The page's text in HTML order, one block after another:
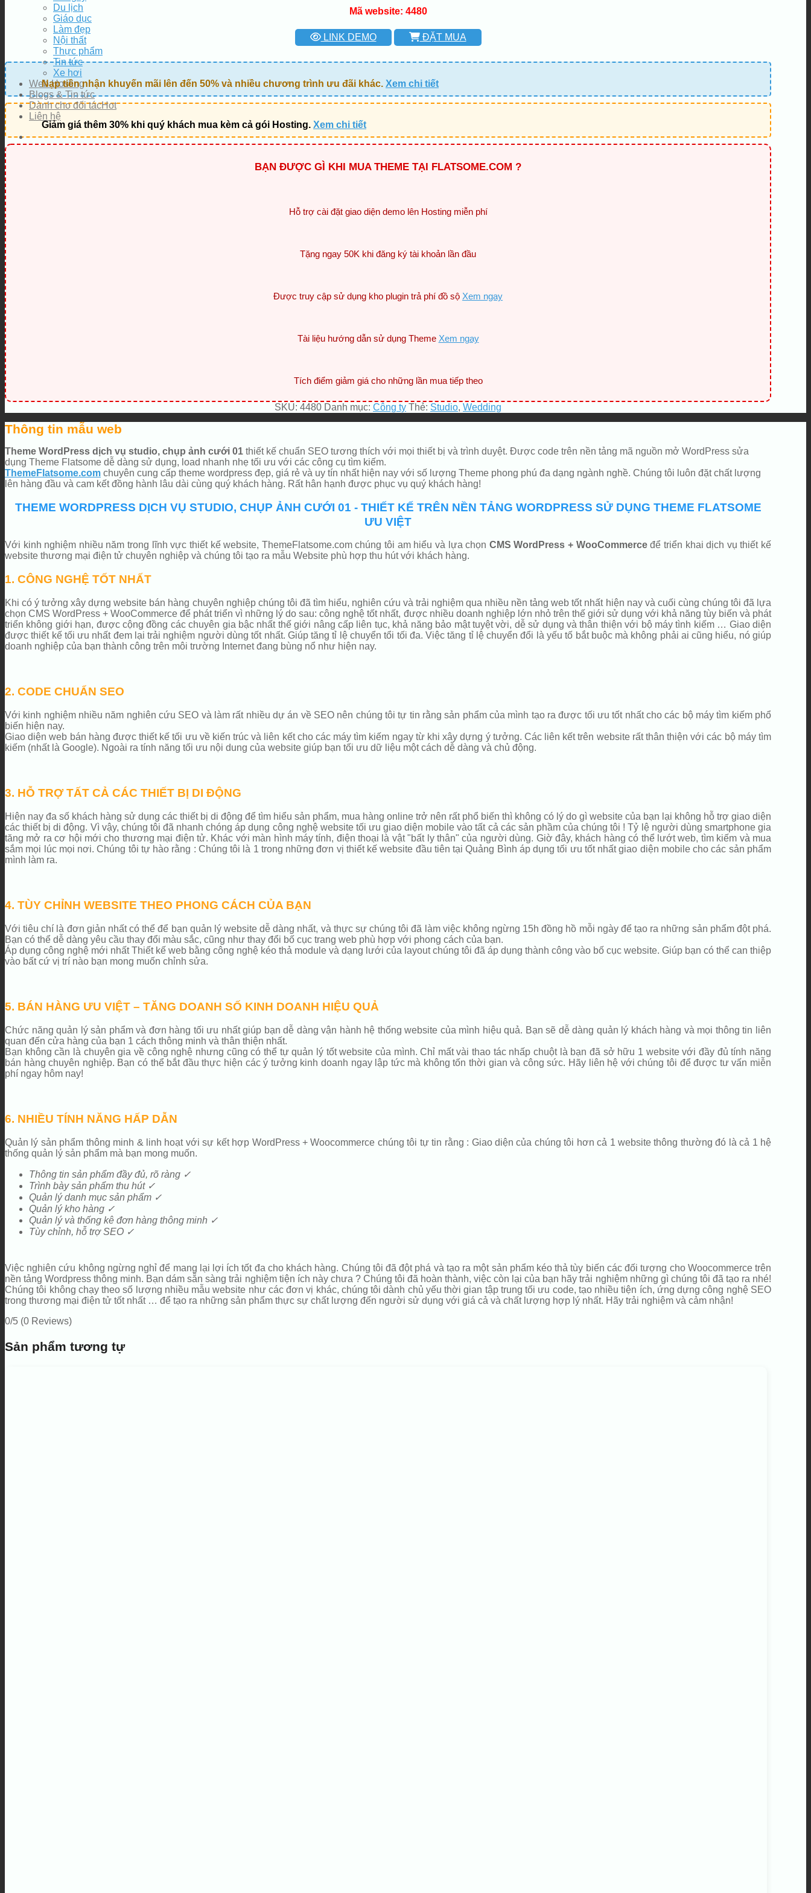
Du lịch
Giáo dục
Làm đẹp
Nội thất
Thực phẩm
Tin tức
Xe hơi
Web Hosting
Blogs & Tin tức
Dành cho đối tác
Liên hệ
Mã website: 4480
LINK DEMO ĐẶT MUA
Nạp tiền nhận khuyến mãi lên đến 50% và nhiều chương trình ưu đãi khác. Xem chi tiết
Giảm giá thêm 30% khi quý khách mua kèm cả gói Hosting. Xem chi tiết
BẠN ĐƯỢC GÌ KHI MUA THEME TẠI FLATSOME.COM ?
Hỗ trợ cài đặt giao diện demo lên Hosting miễn phí
Tặng ngay 50K khi đăng ký tài khoản lần đầu
Được truy cập sử dụng kho plugin trả phí đồ sộ Xem ngay
Tài liệu hướng dẫn sử dụng Theme Xem ngay
Tích điểm giảm giá cho những lần mua tiếp theo
SKU: 4480 Danh mục: Công ty Thẻ: Studio, Wedding
Thông tin mẫu web
Theme WordPress dịch vụ studio, chụp ảnh cưới 01 thiết kế chuẩn SEO tương thích với mọi thiết bị và trình duyệt. Được code trên nền tảng mã nguồn mở WordPress sửa
dụng Theme Flatsome dễ dàng sử dụng, load nhanh nhẹ tối ưu với các công cụ tìm kiếm.
ThemeFlatsome.com chuyên cung cấp theme wordpress đẹp, giá rẻ và uy tín nhất hiện nay với số lượng Theme phong phú đa dạng ngành nghề. Chúng tôi luôn đặt chất lượng
lên hàng đầu và cam kết đồng hành lâu dài cùng quý khách hàng. Rất hân hạnh được phục vụ quý khách hàng!
THEME WORDPRESS DỊCH VỤ STUDIO, CHỤP ẢNH CƯỚI 01 - THIẾT KẾ TRÊN NỀN TẢNG WORDPRESS SỬ DỤNG THEME FLATSOME
ƯU VIỆT
Với kinh nghiệm nhiều năm trong lĩnh vực thiết kế website, ThemeFlatsome.com chúng tôi am hiểu và lựa chọn CMS WordPress + WooCommerceđể triển khai dịch vụ thiết kế
website thương mại điện tử chuyên nghiệp và chúng tôi tạo ra mẫu Website phù hợp thu hút với khách hàng.
1. CÔNG NGHỆ TỐT NHẤT
Khi có ý tưởng xây dựng website bán hàng chuyên nghiệp chúng tôi đã tìm hiểu, nghiên cứu và trải nghiệm qua nhiều nền tảng web tốt nhất hiện nay và cuối cùng chúng tôi đã lựa
chọn CMS WordPress + WooCommerce để phát triển vì những lý do sau: công nghệ tốt nhất, được nhiều doanh nghiệp lớn nhỏ trên thế giới sử dụng với khả năng tùy biến và phát
triển không giới hạn, được cộng đồng các chuyên gia bậc nhất thế giới nâng cấp liên tục, khả năng bảo mật tuyệt vời, dễ sử dụng và thân thiện với bộ máy tình kiếm … Giao diện
được thiết kế tối ưu nhất đem lại trải nghiệm người dùng tốt nhất. Giúp tăng tỉ lệ chuyển tổi tối đa. Việc tăng tỉ lệ chuyển đổi là yếu tố bắt buộc mà không phải ai cũng hiểu, nó giúp
doanh nghiệp của bạn thành công trên môi trường Internet đang bùng nổ như hiện nay.
2. CODE CHUẨN SEO
Với kinh nghiệm nhiều năm nghiên cứu SEO và làm rất nhiều dự án về SEO nên chúng tôi tự tin rằng sản phẩm của mình tạo ra được tối ưu tốt nhất cho các bộ máy tìm kiếm phổ
biến hiện nay.
Giao diện web bán hàng được thiết kế tối ưu về kiến trúc và liên kết cho các máy tìm kiếm ngay từ khi xây dựng ý tưởng. Các liên kết trên website rất thân thiện với các bộ máy tìm
kiếm (nhất là Google). Ngoài ra tính năng tối ưu nội dung của website giúp bạn tối ưu dữ liệu một cách dễ dàng và chủ động.
3. HỖ TRỢ TẤT CẢ CÁC THIẾT BỊ DI ĐỘNG
Hiện nay đa số khách hàng sử dụng các thiết bị di động để tìm hiểu sản phẩm, mua hàng online trở nên rất phổ biến thì không có lý do gì website của bạn lại không hỗ trợ giao diện
các thiết bị di động. Vì vậy, chúng tôi đã nhanh chóng áp dụng công nghệ website tối ưu giao diện mobile vào tất cả các sản phầm của chúng tôi ! Tỷ lệ người dùng smartphone gia
tăng mở ra cơ hội mới cho thương mại điện tử. Khác với màn hình máy tính, điện thoại là vật "bất ly thân" của người dùng. Giờ đây, khách hàng có thể lướt web, tìm kiếm và mua
sắm mọi lúc mọi nơi. Chúng tôi tự hào rằng : Chúng tôi là 1 trong những đơn vị thiết kế website đầu tiên tại Quảng Bình áp dụng tối ưu tốt nhất giao diện mobile cho các sản phẩm
mình làm ra.
4. TÙY CHỈNH WEBSITE THEO PHONG CÁCH CỦA BẠN
Với tiêu chí là đơn giản nhất có thể để bạn quản lý website dễ dàng nhất, và thực sự chúng tôi đã làm việc không ngừng 15h đồng hồ mỗi ngày để tạo ra những sản phẩm đột phá.
Bạn có thể dễ dàng yêu cầu thay đổi màu sắc, cũng như thay đổi bố cục trang web phù hợp với phong cách của bạn.
Áp dụng công nghệ mới nhất Thiết kế web bằng công nghệ kéo thả module và dạng lưới của layout chúng tôi đã áp dụng thành công vào bố cục website. Giúp bạn có thể can thiệp
vào bất cứ vị trí nào bạn mong muốn chỉnh sửa.
5. BÁN HÀNG ƯU VIỆT – TĂNG DOANH SỐ KINH DOANH HIỆU QUẢ
Chức năng quản lý sản phẩm và đơn hàng tối ưu nhất giúp bạn dễ dàng vận hành hệ thống website của mình hiệu quả. Bạn sẽ dễ dàng quản lý khách hàng và mọi thông tin liên
quan đến cửa hàng của bạn 1 cách thông minh và thân thiện nhất.
Bạn không cần là chuyên gia về công nghệ nhưng cũng có thể tự quản lý tốt website của mình. Chỉ mất vài thao tác nhấp chuột là bạn đã sở hữu 1 website với đầy đủ tính năng
bán hàng chuyên nghiệp. Bạn có thể bắt đầu thực hiện các ý tưởng kinh doanh ngay lập tức mà không tốn thời gian và công sức. Hãy liên hệ với chúng tôi để được tư vấn miễn
phí ngay hôm nay!
6. NHIỀU TÍNH NĂNG HẤP DẪN
Quản lý sản phẩm thông minh & linh hoạt với sự kết hợp WordPress + Woocommerce chúng tôi tự tin rằng : Giao diện của chúng tôi hơn cả 1 website thông thường đó là cả 1 hệ
thống quản lý sản phẩm mà bạn mong muốn.
Thông tin sản phẩm đầy đủ, rõ ràng ✓
Trình bày sản phẩm thu hút ✓
Quản lý danh mục sản phẩm ✓
Quản lý kho hàng ✓
Quản lý và thống kê đơn hàng thông minh ✓
Tùy chỉnh, hỗ trợ SEO ✓
Việc nghiên cứu không ngừng nghỉ để mang lại lợi ích tốt đa cho khách hàng. Chúng tôi đã đột phá và tạo ra một sản phẩm kéo thả tùy biến các đối tượng cho Woocommerce trên
nền tảng Wordpress thông minh. Bạn dám sẵn sàng trải nghiệm tiện ích này chưa ? Chúng tôi đã hoàn thành, việc còn lại của bạn hãy trải nghiệm những gì chúng tôi đã tạo ra nhé!
Chúng tôi không chạy theo số lượng nhiều mẫu website như các đơn vị khác, chúng tôi dành chủ yếu thời gian tập trung tối ưu code, tạo nhiều tiện ích, ứng dựng công nghệ SEO
trong thương mại điện tử tốt nhất … để tạo ra những sản phẩm thực sự chất lượng đến người sử dụng với giá cả và chất lượng hợp lý nhất. Hãy trải nghiệm và cảm nhận!
0/5 (0 Reviews)
Sản phẩm tương tự